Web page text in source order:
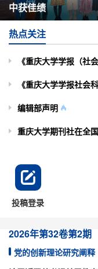
中获佳绩
热点关注
《重庆大学学报社会
编辑部声明
投稿登录
2026年第32卷第2期
党的创新理论研究阐释